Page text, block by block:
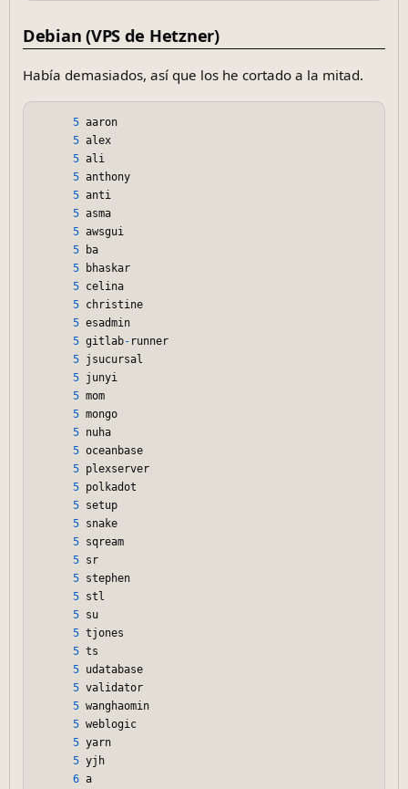
Debian (VPS de Hetzner)
Había demasiados, así que los he cortado a la mitad.
5 aaron
5 alex
5 ali
5 anthony
5 anti
5 asma
5 awsgui
5 ba
5 bhaskar
5 celina
5 christine
5 esadmin
5 gitlab- runner
5 jsucursal
5 junyi
5 mom
5 mongo
5 nuha
5 oceanbase
5 plexserver
5 polkadot
5 setup
5 snake
5 sqream
5 sr
5 stephen
5 stl
5 su
5 tjones
5 ts
5 udatabase
5 validator
5 wanghaomin
5 weblogic
5 yarn
5 yjh
6 a